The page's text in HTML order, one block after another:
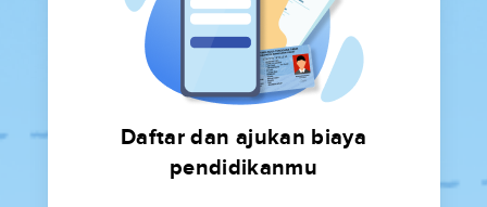
Daftar dan ajukan biaya
pendidikanmu